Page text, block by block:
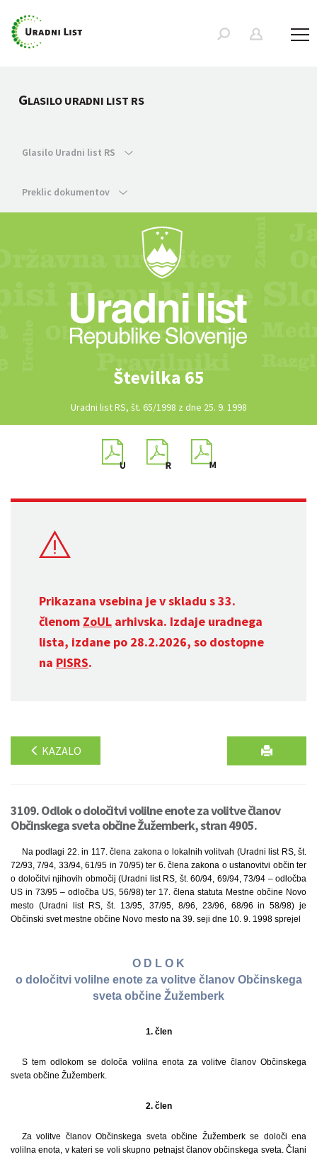
GLASILO URADNI LIST RS
Glasilo Uradni list RS
Preklic dokumentov
Številka 65
Uradni list RS, št. 65/1998 z dne 25. 9. 1998
Prikazana vsebina je v skladu s 33.
členom ZoUL arhivska. Izdaje uradnega
lista, izdane po 28.2.2026, so dostopne
na PISRS.
KAZALO
3109. Odlok o določitvi volilne enote za volitve članov
Občinskega sveta občine Žužemberk, stran 4905.
Na podlagi 22. in 117. člena zakona o lokalnih volitvah (Uradni list RS, št.
72/93, 7/94, 33/94, 61/95 in 70/95) ter 6. člena zakona o ustanovitvi občin ter
o določitvi njihovih območij (Uradni list RS, št. 60/94, 69/94, 73/94 – odločba
US in 73/95 – odločba US, 56/98) ter 17. člena statuta Mestne občine Novo
mesto (Uradni list RS, št. 13/95, 37/95, 8/96, 23/96, 68/96 in 58/98) je
Občinski svet mestne občine Novo mesto na 39. seji dne 10. 9. 1998 sprejel
O D L O K
o določitvi volilne enote za volitve članov Občinskega
sveta občine Žužemberk
1. člen
S tem odlokom se določa volilna enota za volitve članov Občinskega
sveta občine Žužemberk.
2. člen
Za volitve članov Občinskega sveta občine Žužemberk se določi ena
volilna enota, v kateri se voli skupno petnajst članov občinskega sveta. Člani